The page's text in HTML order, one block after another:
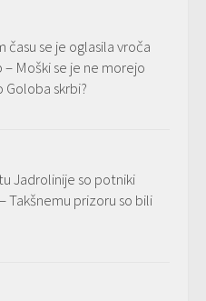
času se je oglasila vroča
Moški se je ne morejo
Goloba skrbi?
Jadrolinije so potniki
Takšnemu prizoru so bili